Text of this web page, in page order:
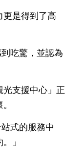
更是得到了高
吃驚，並認為
光支援中心」正
式的服務中
」